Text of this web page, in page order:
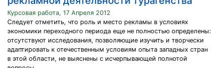
Курсовая работа, 17 Апреля 2012
Следует отметить, что роль и место рекламы в условиях
экономики переходного периода еще не полностью определены:
отсутствуют исследования, позволяющие изучить и творчески
адаптировать к отечественным условиям опыта западных стран
в этой области, не выяснены с исчерпывающей полнотой